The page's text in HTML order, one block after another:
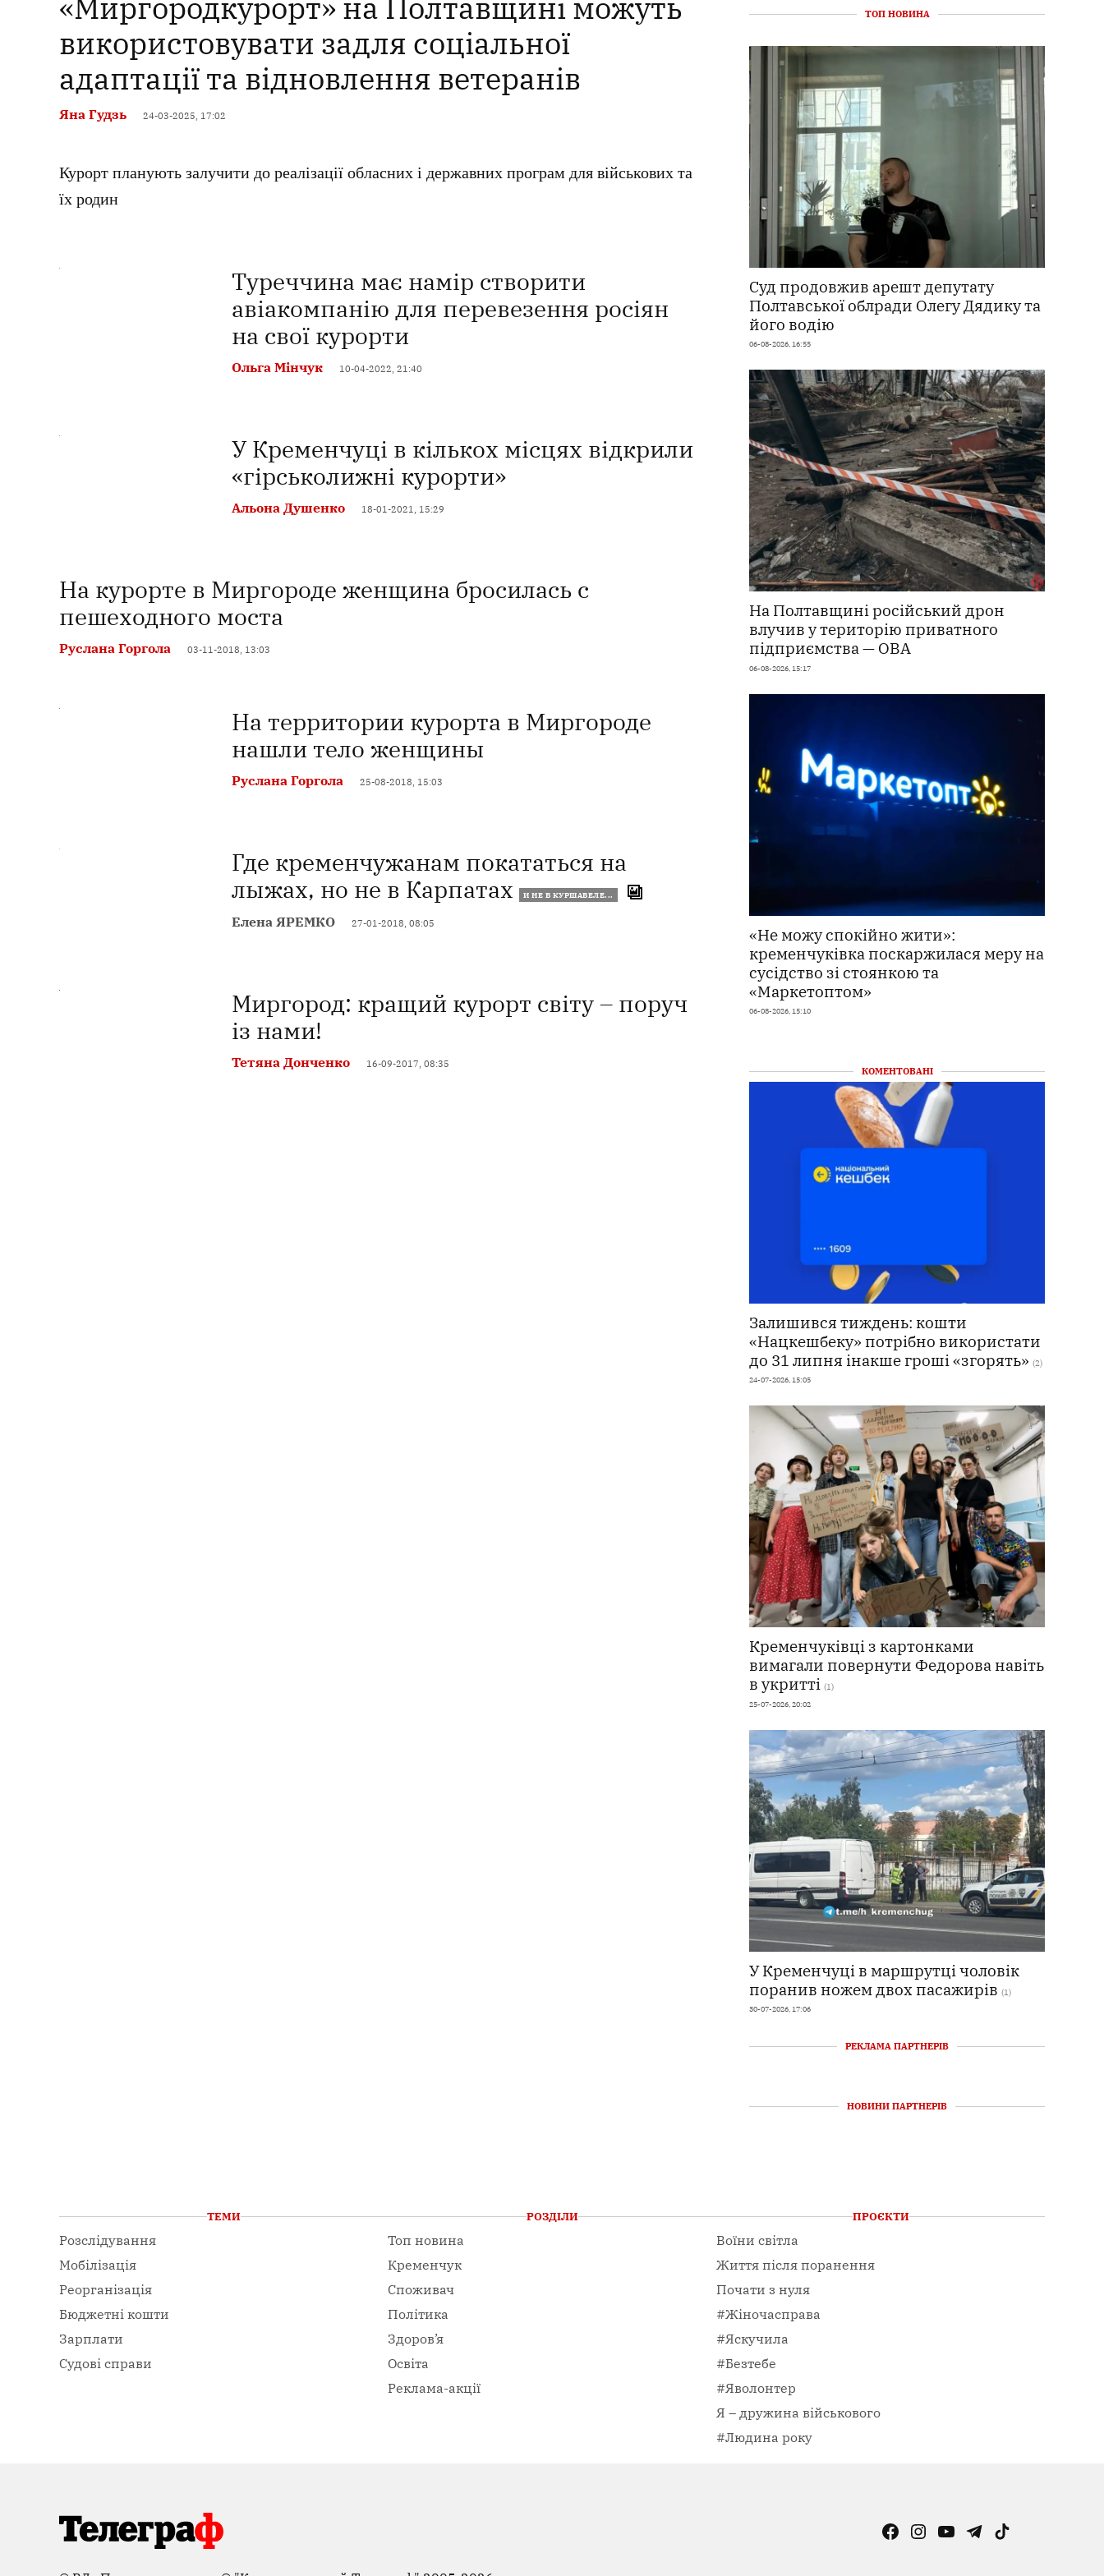
використовувати задля соціальної
адаптації та відновлення ветеранів
Яна Гудзь 24-03-2025, 17:02
Курорт планують залучити до реалізації обласних і державних програм для військових та
їх родин
Туреччина має намір створити
авіакомпанію для перевезення росіян
на свої курорти
Ольга Мінчук 10-04-2022, 21:40
У Кременчуці в кількох місцях відкрили
«гірськолижні курорти»
Альона Душенко 18-01-2021, 15:29
На курорте в Миргороде женщина бросилась с
пешеходного моста
Руслана Горгола 03-11-2018, 13:03
На территории курорта в Миргороде
нашли тело женщины
Руслана Горгола 25-08-2018, 15:03
Где кременчужанам покататься на
лыжах, но не в Карпатах
И НЕ В КУРШАВЕЛЕ...
Елена ЯРЕМКО 27-01-2018, 08:05
Миргород: кращий курорт світу – поруч
із нами!
Тетяна Донченко 16-09-2017, 08:35
ТОП НОВИНА
Суд продовжив арешт депутату
Полтавської облради Олегу Дядику та
його водію
06-08-2026, 16:55
На Полтавщині російський дрон
влучив у територію приватного
підприємства — ОВА
06-08-2026, 15:17
«Не можу спокійно жити»:
кременчуківка поскаржилася меру на
сусідство зі стоянкою та
«Маркетоптом»
06-08-2026, 15:10
КОМЕНТОВАНІ
Залишився тиждень: кошти
«Нацкешбеку» потрібно використати
до 31 липня інакше гроші «згорять» (2)
24-07-2026, 15:05
Кременчуківці з картонками
вимагали повернути Федорова навіть
в укритті (1)
25-07-2026, 20:02
У Кременчуці в маршрутці чоловік
поранив ножем двох пасажирів (1)
30-07-2026, 17:06
РЕКЛАМА ПАРТНЕРІВ
НОВИНИ ПАРТНЕРІВ
ТЕМИ
Розслідування
Мобілізація
Реорганізація
Бюджетні кошти
Зарплати
Судові справи
РОЗДІЛИ
Топ новина
Кременчук
Споживач
Політика
Здоров’я
Освіта
Реклама-акції
ПРОЄКТИ
Воїни світла
Життя після поранення
Почати з нуля
#Жіночасправа
#Яскучила
#Безтебе
#Яволонтер
Я – дружина військового
#Людина року
FacebookInstagram
YouTubeTelegram
TikTok